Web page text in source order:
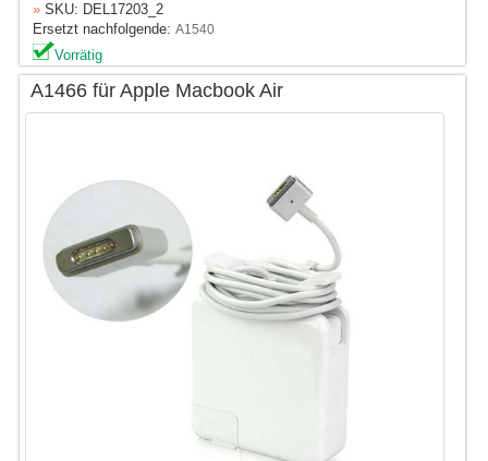
» SKU: DEL17203_2
Ersetzt nachfolgende:A1540
Vorrätig
A1466 für Apple Macbook Air